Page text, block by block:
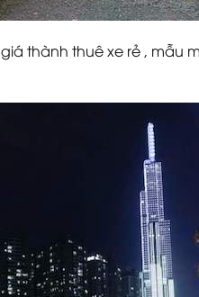
thành thuê xe rẻ , mẫu